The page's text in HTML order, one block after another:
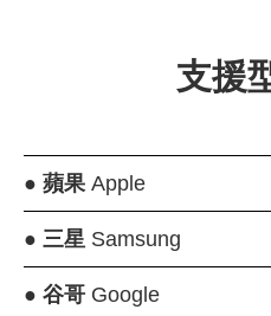
支援
● 蘋果Apple
● 三星Samsung
● 谷哥Google